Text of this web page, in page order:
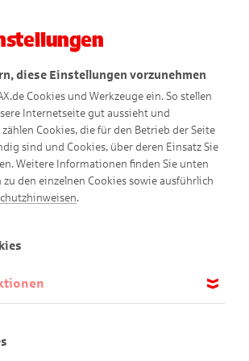
diese Einstellungen vorzunehmen
Cookies und Werkzeuge ein. So stellen
Internetseite gut aussieht und
Cookies, die für den Betrieb der Seite
sind und Cookies, über deren Einsatz Sie
Weitere Informationen finden Sie unten
zu den einzelnen Cookies sowie ausführlich
.